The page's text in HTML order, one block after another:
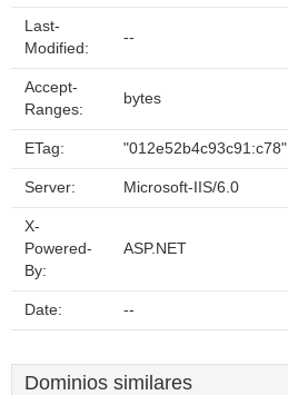
Last-
Modified:
--
Accept-
Ranges:
bytes
ETag: "012e52b4c93c91:c78"
Server: Microsoft-IIS/6.0
X-
Powered-
By:
ASP.NET
Date: --
Dominios similares